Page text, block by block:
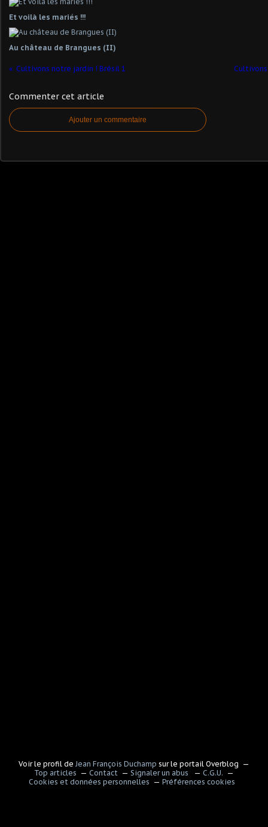
Et voilà les mariés !!!
Au château de Brangues (II)
Cultivons notre jardin ! Brésil 1
Commenter cet article
Ajouter un commentaire
Voir le profil de Jean François Duchamp sur le portail Overblog
Top articles
Contact Signaler un abus
C.G.U.
Cookies et données personnelles
Préférences cookies